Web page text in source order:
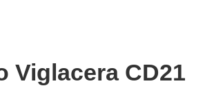
Viglacera CD21